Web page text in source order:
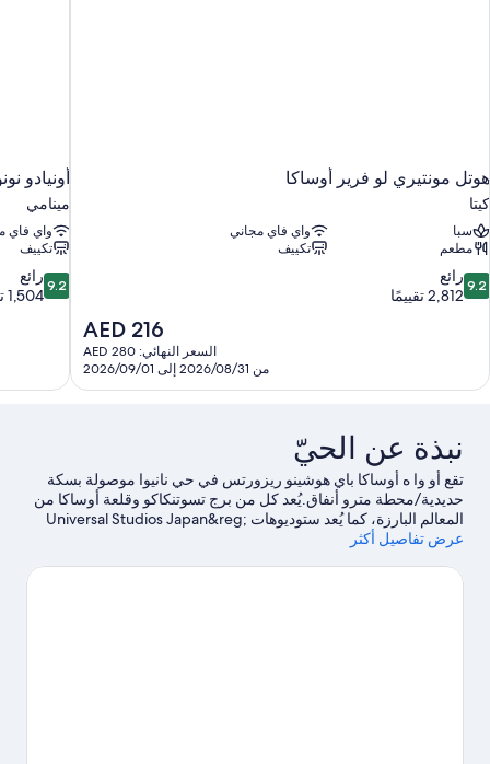
هوتل مونتيري لو فرير أوساكا
كيتا
سبا
واي فاي مجاني
مطعم
تكييف
9.2
من
تقييمًا
9.2 رائع
2,812 تقييمًا
السعر
الحالي
هو
AED 216
السعر النهائي: AED 280
من 2026/08/31 إلى 2026/09/01
أونيادو
مينامي
واي فاي
تكييف
9.2
من
تقييمات
9.2 رائع
1,504 تقييمات
نبذة عن الحيّ
تقع أو وا ه أوساكا باي هوشينو ريزورتس في حي نانيوا موصولة بسكة
حديدية/محطة مترو أنفاق.يُعد كل من برج تسوتنكاكو وقلعة أوساكا من
المعالم البارزة، كما يُعد ستوديوهات Universal Studios Japan&reg;‎
من مناطق الجذب الشهيرة.هل ترغب في الاستمتاع بحضور حدث أو
أوساكا.
عرض تفاصيل أكثر